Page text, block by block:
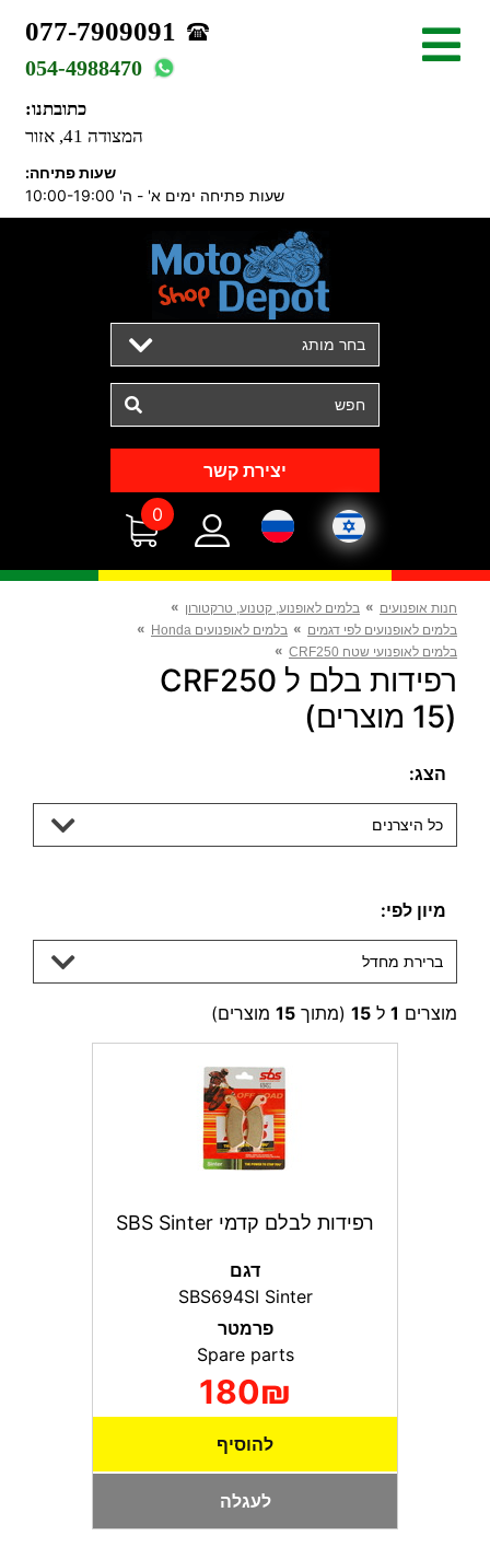
077-7909091
054-4988470
כתובתנו:
המצודה 41, אזור
שעות פתיחה:
שעות פתיחה ימים א' - ה' 10:00-19:00
בחר מותג
יצירת קשר
0
חנות אופנועים » בלמים לאופנוע, קטנוע, טרקטורון »
בלמים לאופנועים לפי דגמים » בלמים לאופנועים Honda »
בלמים לאופנועי שטח CRF250 »
רפידות בלם ל CRF250
(15 מוצרים)
הצג:
כל היצרנים
מיון לפי:
ברירת מחדל
מוצרים 1 ל 15 (מתוך 15 מוצרים)
רפידות לבלם קדמי SBS Sinter
דגם
SBS694SI Sinter
פרמטר
Spare parts
180₪
להוסיף
לעגלה